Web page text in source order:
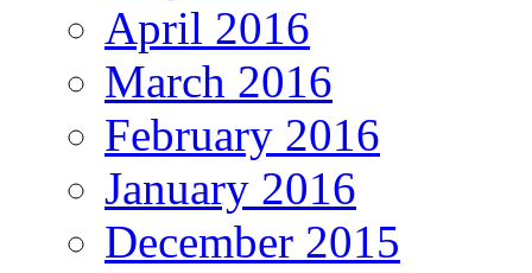
April 2016
March 2016
February 2016
January 2016
December 2015